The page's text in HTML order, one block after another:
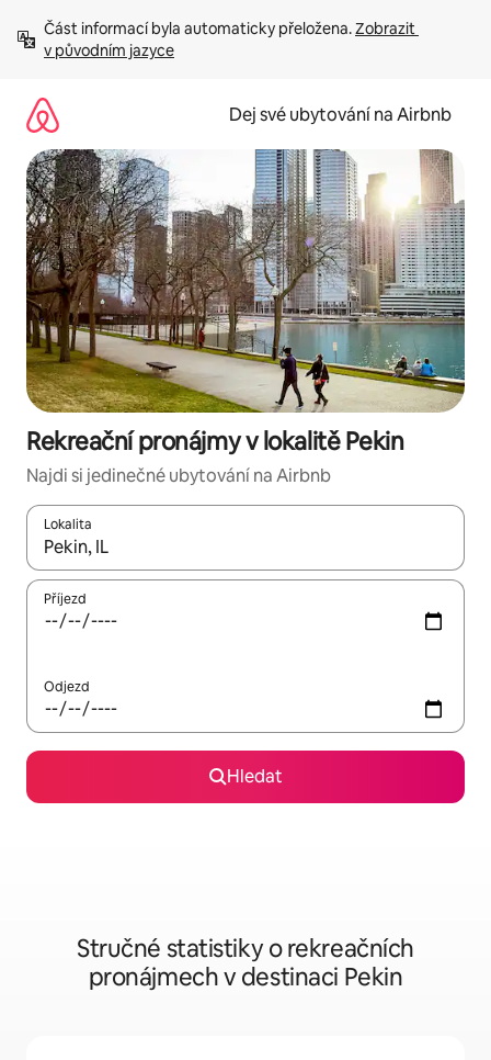
obsah
Část informací byla automaticky přeložena. Zobrazit
v původním jazyce
Dej své ubytování na Airbnb
Rekreační pronájmy v lokalitě Pekin
Najdi si jedinečné ubytování na Airbnb
Lokalita
Až budou výsledky k dispozici, můžeš si je procházet pomocí
Příjezd
Odjezd
Hledat
Stručné statistiky o rekreačních
pronájmech v destinaci Pekin